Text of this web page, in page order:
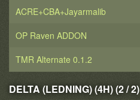
ACRE+CBA+Jayarmalib
OP Raven ADDON
TMR Alternate 0.1.2
DELTA (LEDNING) (4H) (2 / 2)